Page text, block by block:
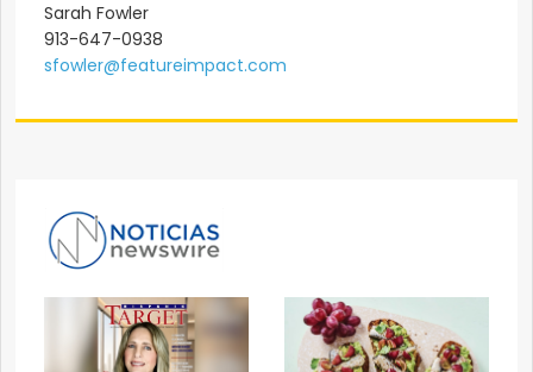
Sarah Fowler
913-647-0938
sfowler@featureimpact.com